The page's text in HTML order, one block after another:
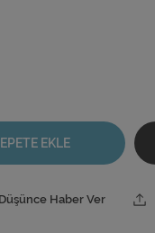
EKLE
Haber Ver